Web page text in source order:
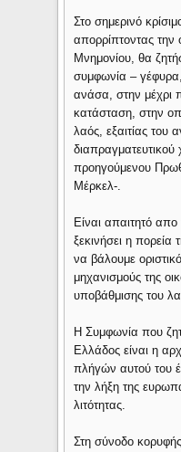
Στο σημερινό
απορρίπτοντας
Μνημονίου, θα
συμφωνία –
ανάσα, στην μέχρι
κατάσταση, στην
λαός, εξαιτίας του
διαπραγματευτικού
προηγούμενου
Μέρκελ-.
Είναι απαιτητό
ξεκινήσει η
να βάλουμε
μηχανισμούς της
υποβάθμισης του
Η Συμφωνία που
Ελλάδος είναι η
πλήγών αυτού του
την λήξη της
λιτότητας.
Στη σύνοδο